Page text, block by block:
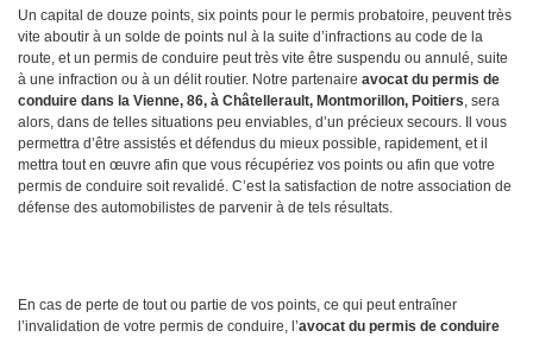
Un capital de douze points, six points pour le permis probatoire, peuvent très
vite aboutir à un solde de points nul à la suite d’infractions au code de la
route, et un permis de conduire peut très vite être suspendu ou annulé, suite
à une infraction ou à un délit routier. Notre partenaire avocat du permis de
conduire dans la Vienne, 86, à Châtellerault, Montmorillon, Poitiers, sera
alors, dans de telles situations peu enviables, d’un précieux secours. Il vous
permettra d’être assistés et défendus du mieux possible, rapidement, et il
mettra tout en œuvre afin que vous récupériez vos points ou afin que votre
permis de conduire soit revalidé. C’est la satisfaction de notre association de
défense des automobilistes de parvenir à de tels résultats.
En cas de perte de tout ou partie de vos points, ce qui peut entraîner
l’invalidation de votre permis de conduire, l’avocat du permis de conduire